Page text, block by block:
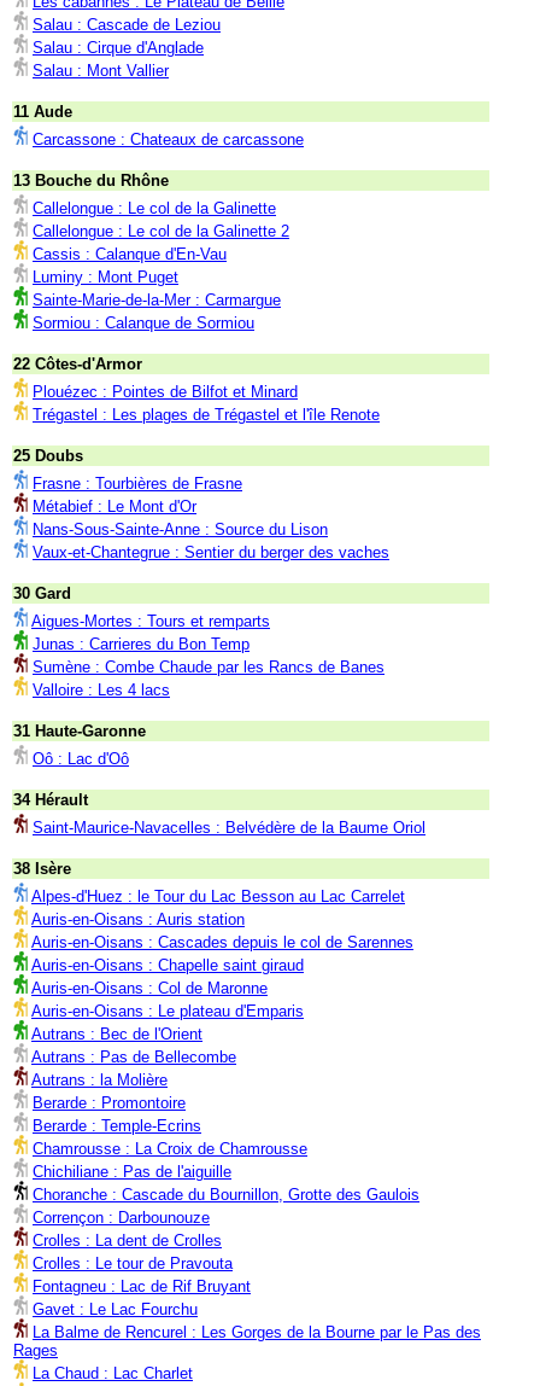
Salau : Cascade de Leziou
Salau : Cirque d'Anglade
Salau : Mont Vallier
11 Aude
Carcassone : Chateaux de carcassone
13 Bouche du Rhône
Callelongue : Le col de la Galinette
Callelongue : Le col de la Galinette 2
Cassis : Calanque d'En-Vau
Luminy : Mont Puget
Sainte-Marie-de-la-Mer : Carmargue
Sormiou : Calanque de Sormiou
22 Côtes-d'Armor
Plouézec : Pointes de Bilfot et Minard
Trégastel : Les plages de Trégastel et l'île Renote
25 Doubs
Frasne : Tourbières de Frasne
Métabief : Le Mont d'Or
Nans-Sous-Sainte-Anne : Source du Lison
Vaux-et-Chantegrue : Sentier du berger des vaches
30 Gard
Aigues-Mortes : Tours et remparts
Junas : Carrieres du Bon Temp
Sumène : Combe Chaude par les Rancs de Banes
Valloire : Les 4 lacs
31 Haute-Garonne
Oô : Lac d'Oô
34 Hérault
Saint-Maurice-Navacelles : Belvédère de la Baume Oriol
38 Isère
Alpes-d'Huez : le Tour du Lac Besson au Lac Carrelet
Auris-en-Oisans : Auris station
Auris-en-Oisans : Cascades depuis le col de Sarennes
Auris-en-Oisans : Chapelle saint giraud
Auris-en-Oisans : Col de Maronne
Auris-en-Oisans : Le plateau d'Emparis
Autrans : Bec de l'Orient
Autrans : Pas de Bellecombe
Autrans : la Molière
Berarde : Promontoire
Berarde : Temple-Ecrins
Chamrousse : La Croix de Chamrousse
Chichiliane : Pas de l'aiguille
Choranche : Cascade du Bournillon, Grotte des Gaulois
Corrençon : Darbounouze
Crolles : La dent de Crolles
Crolles : Le tour de Pravouta
Fontagneu : Lac de Rif Bruyant
Gavet : Le Lac Fourchu
La Balme de Rencurel : Les Gorges de la Bourne par le Pas des
Rages
La Chaud : Lac Charlet